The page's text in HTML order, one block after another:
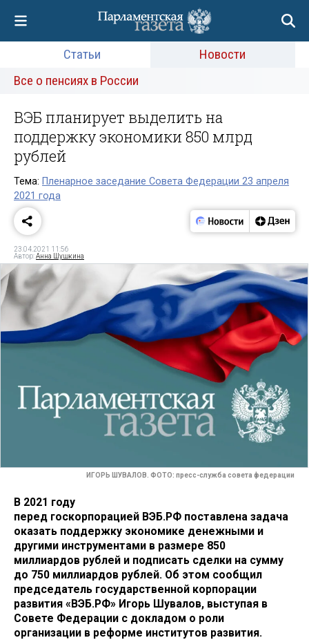
Статьи
Новости
Все о пенсиях в России
ВЭБ планирует выделить на
поддержку экономики 850 млрд
рублей
Тема: Пленарное заседание Совета Федерации 23 апреля
2021 года
23.04.2021 11:56
Автор:Анна Шушкина
ИГОРЬ ШУВАЛОВ. ФОТО: пресс-служба совета федерации
В 2021 году
перед госкорпорацией ВЭБ.РФ поставлена задача
оказать поддержку экономике денежными и
другими инструментами в размере 850
миллиардов рублей и подписать сделки на сумму
до 750 миллиардов рублей. Об этом сообщил
председатель государственной корпорации
развития «ВЭБ.РФ» Игорь Шувалов, выступая в
Совете Федерации с докладом о роли
организации в реформе институтов развития.